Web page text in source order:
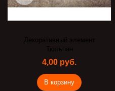
Декоративный элемент
Тюльпан
4,00 руб.
В корзину